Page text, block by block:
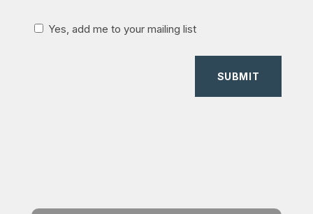
Yes, add me to your mailing list
SUBMIT